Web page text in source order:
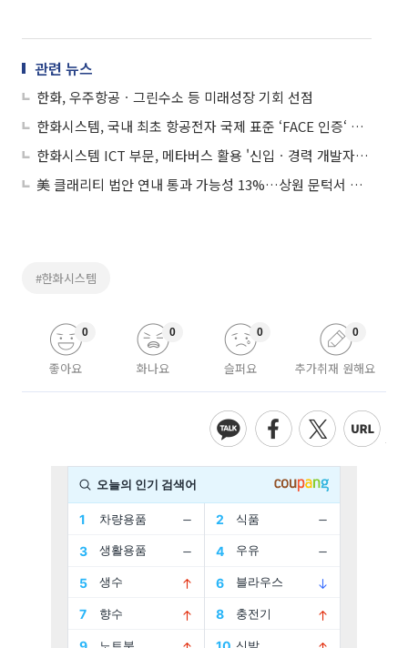
관련 뉴스
한화, 우주항공ㆍ그린수소 등 미래성장 기회 선점
한화시스템, 국내 최초 항공전자 국제 표준 ‘FACE 인증‘ 획득
한화시스템 ICT 부문, 메타버스 활용 '신입ㆍ경력 개발자 채용' 진행
美 클래리티 법안 연내 통과 가능성 13%…상원 문턱서 제동
#한화시스템
좋아요
0
화나요
0
슬퍼요
0
추가취재 원해요
0